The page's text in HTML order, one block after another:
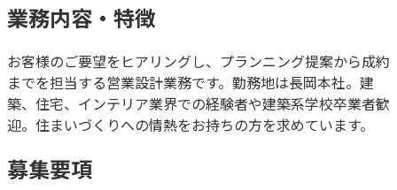
業務内容・特徴
お客様のご要望をヒアリングし、プランニング提案から成約
までを担当する営業設計業務です。勤務地は長岡本社。建
築、住宅、インテリア業界での経験者や建築系学校卒業者歓
迎。住まいづくりへの情熱をお持ちの方を求めています。
募集要項